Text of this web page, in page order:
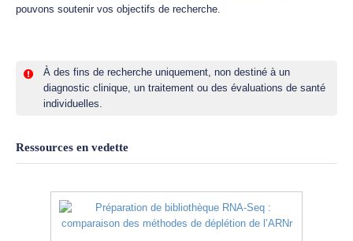
pouvons soutenir vos objectifs de recherche.
À des fins de recherche uniquement, non destiné à un
diagnostic clinique, un traitement ou des évaluations de santé
individuelles.
Ressources en vedette